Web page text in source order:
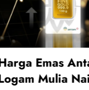
Sinopsis
Cinta SCTV 14